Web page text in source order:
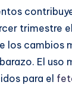
trimestre
los cambios
El uso
para el